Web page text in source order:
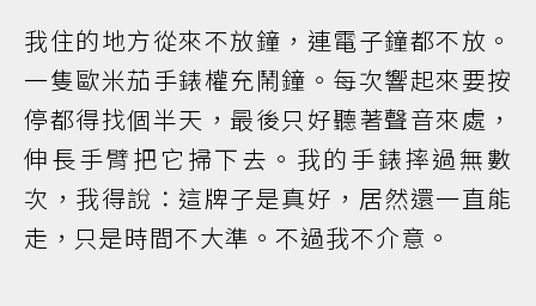
我住的地方從來不放鐘，連電子鐘都不放。
一隻歐米茄手錶權充鬧鐘。每次響起來要按
停都得找個半天，最後只好聽著聲音來處，
伸長手臂把它掃下去。我的手錶摔過無數
次，我得說：這牌子是真好，居然還一直能
走，只是時間不大準。不過我不介意。